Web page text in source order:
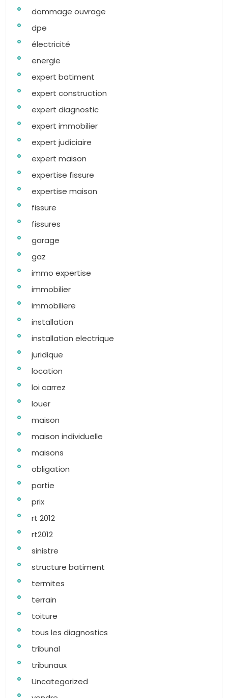
dommage ouvrage
dpe
électricité
energie
expert batiment
expert construction
expert diagnostic
expert immobilier
expert judiciaire
expert maison
expertise fissure
expertise maison
fissure
fissures
garage
gaz
immo expertise
immobilier
immobiliere
installation
installation electrique
juridique
location
loi carrez
louer
maison
maison individuelle
maisons
obligation
partie
prix
rt 2012
rt2012
sinistre
structure batiment
termites
terrain
toiture
tous les diagnostics
tribunal
tribunaux
Uncategorized